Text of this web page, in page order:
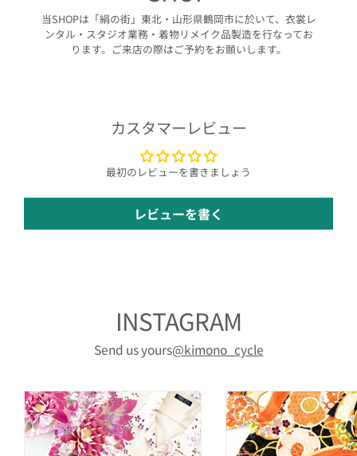
当SHOPは「絹の街」東北・山形県鶴岡市に於いて、衣裳レ
ンタル・スタジオ業務・着物リメイク品製造を行なってお
ります。ご来店の際はご予約をお願いします。
カスタマーレビュー
最初のレビューを書きましょう
レビューを書く
INSTAGRAM
Send us yours@kimono_cycle